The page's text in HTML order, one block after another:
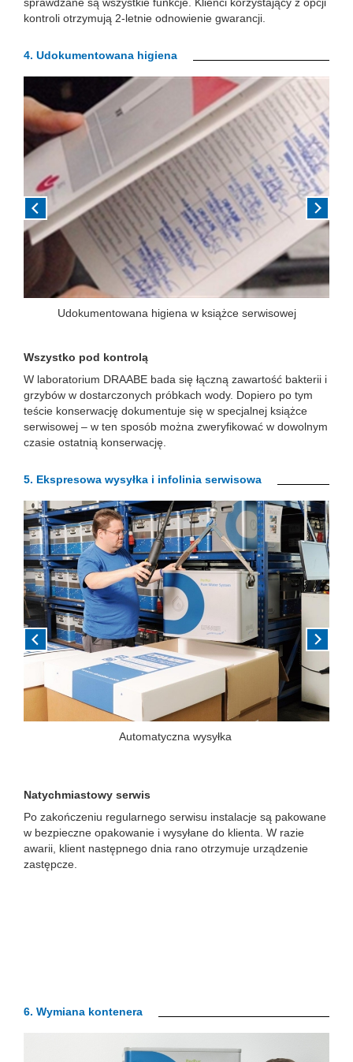
sprawdzane są wszystkie funkcje. Klienci korzystający z opcji
kontroli otrzymują 2-letnie odnowienie gwarancji.
4. Udokumentowana higiena
Udokumentowana higiena w książce serwisowej
Previous Next
Wszystko pod kontrolą
W laboratorium DRAABE bada się łączną zawartość bakterii i
grzybów w dostarczonych próbkach wody. Dopiero po tym
teście konserwację dokumentuje się w specjalnej książce
serwisowej – w ten sposób można zweryfikować w dowolnym
czasie ostatnią konserwację.
5. Ekspresowa wysyłka i infolinia serwisowa
Automatyczna wysyłka
Previous Next
Natychmiastowy serwis
Po zakończeniu regularnego serwisu instalacje są pakowane
w bezpieczne opakowanie i wysyłane do klienta. W razie
awarii, klient następnego dnia rano otrzymuje urządzenie
zastępcze.
6. Wymiana kontenera